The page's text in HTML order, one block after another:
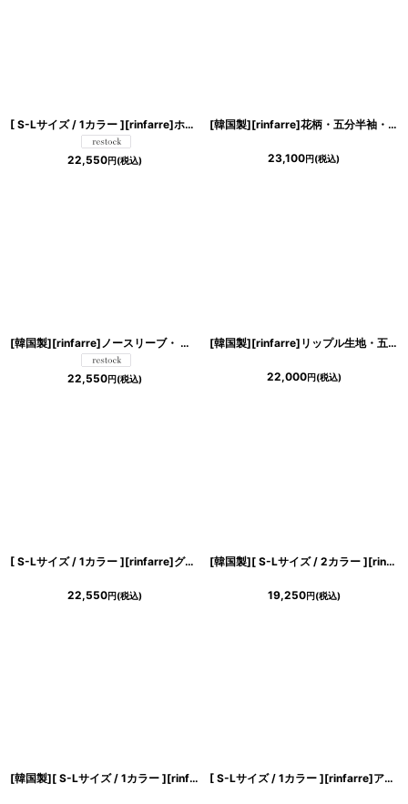
[ S-Lサイズ / 1カラー ][rinfarre]ホワイト×ブラック・オープンショルダー・タイト・ミディアム・ワンピース[黒木麗奈着用][送料無料]
22,550円(税込)
[韓国製][rinfarre]花柄・五分半袖・パフスリーブ・Aライン・ホワイト×ブラック・ミディアム・ひざ下・ワンピース・ドレス[奈月セナ着用][送料無料]
23,100円(税込)
[韓国製][rinfarre]ノースリーブ・ フリル・ キュート・タイト・ ミディアムドレス・ ワンピース[黒木麗奈着用][送料無料]
22,550円(税込)
[韓国製][rinfarre]リップル生地・五分袖・リボン風・胸元カット・マーメイド・タイト・ミディアムドレス・ワンピース[薗田杏奈着用][送料無料]
22,000円(税込)
[ S-Lサイズ / 1カラー ][rinfarre]グレー・チェック柄・ノースリーブ・タイト・ミディアム・ワンピース[黒木麗奈着用][送料無料]
22,550円(税込)
[韓国製][ S-Lサイズ / 2カラー ][rinfarre]シンプル・シャイニー・サテン生地・ノースリーブ・タック・ミディアムドレス・ワンピース[MIRIN・薗田杏奈着用][送料無料]
19,250円(税込)
[韓国製][ S-Lサイズ / 1カラー ][rinfarre]ホワイト・ストレッチ・マキシ丈・長袖・タイト・シンプル・ロングドレス・ワンピース[薗田杏奈着用][送料無料] [ S-Lサイズ / 1カラー ][rinfarre]アイスブルー・シアースリーブ・ツイード・五分袖・タイト・ミディアムドレス・ワンピース[薗田杏奈着用][送料無料]